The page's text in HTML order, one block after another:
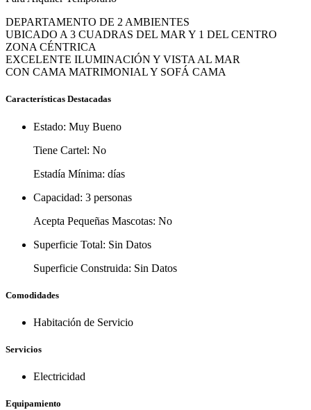
DEPARTAMENTO DE 2 AMBIENTES
UBICADO A 3 CUADRAS DEL MAR Y 1 DEL CENTRO
ZONA CÉNTRICA
EXCELENTE ILUMINACIÓN Y VISTA AL MAR
CON CAMA MATRIMONIAL Y SOFÁ CAMA
Características Destacadas
Estado: Muy Bueno
Tiene Cartel: No
Estadía Mínima: días
Capacidad: 3 personas
Acepta Pequeñas Mascotas: No
Superficie Total: Sin Datos
Superficie Construida: Sin Datos
Comodidades
Habitación de Servicio
Servicios
Electricidad
Equipamiento